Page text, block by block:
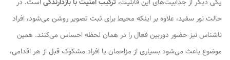
حالت نور سفید، علاوه بر اینکه محیط برای ثبت تصویر روشن می‌شود، افراد
ناشناس نیز حضور دوربین فعال را در همان لحظه احساس می‌کنند. همین
موضوع باعث می‌شود بسیاری از مزاحمان یا افراد مشکوک قبل از هر اقدامی،